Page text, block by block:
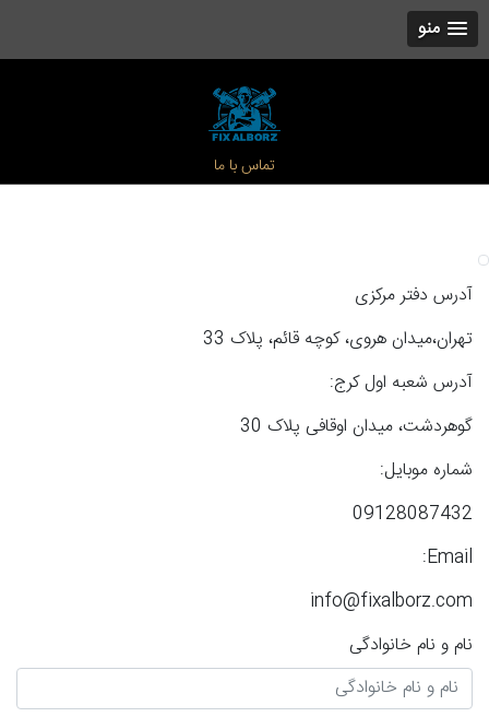
منو
تماس با ما
آدرس دفتر مرکزی
تهران،میدان هروی، کوچه قائم، پلاک 33
آدرس شعبه اول کرج:
گوهردشت، میدان اوقافی پلاک 30
شماره موبایل:
09128087432
Email:
info@fixalborz.com
نام و نام خانوادگی